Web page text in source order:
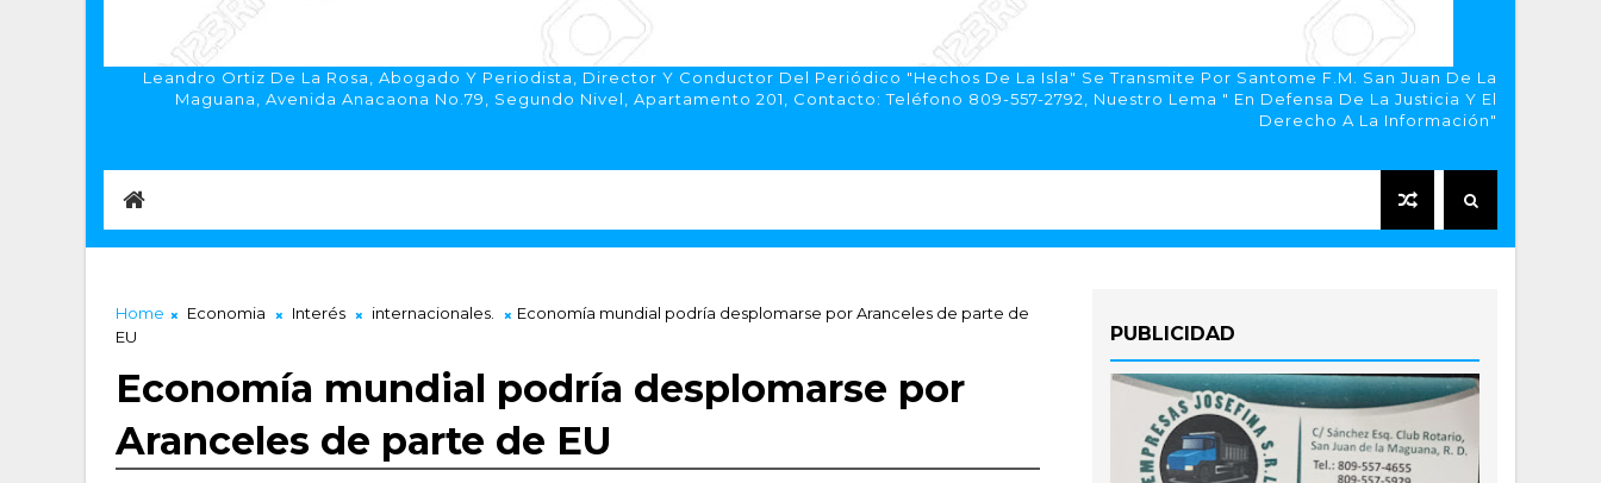
Leandro Ortiz De La Rosa, Abogado Y Periodista, Director Y Conductor Del Periódico "Hechos De La Isla" Se Transmite Por Santome F.M. San Juan De La
Maguana, Avenida Anacaona No.79, Segundo Nivel, Apartamento 201, Contacto: Teléfono 809-557-2792, Nuestro Lema " En Defensa De La Justicia Y El
Derecho A La Información"
Home Economia Interés internacionales.
Economía mundial podría desplomarse por Aranceles de parte de
EU
Economía mundial podría desplomarse por
Aranceles de parte de EU
PUBLICIDAD